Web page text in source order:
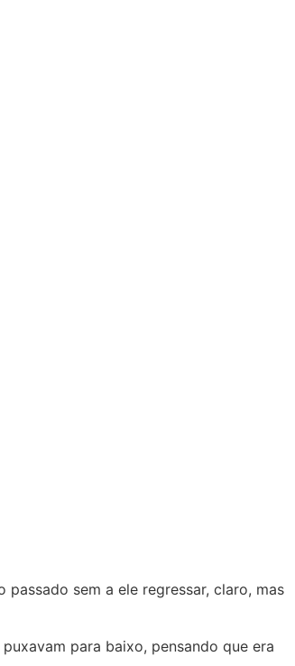
sem a ele regressar, claro, mas
para baixo, pensando que era